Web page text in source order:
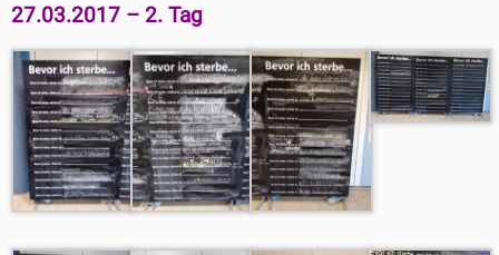
27.03.2017 – 2. Tag